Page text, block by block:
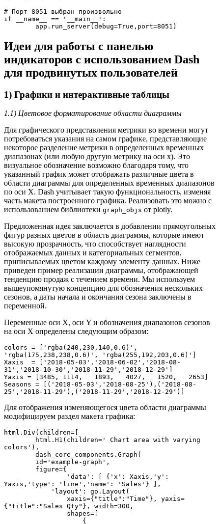
# Порт 8051 выбран произвольно
if __name__ == '__main__':
	app.run_server(debug=True,port=8051)
Идеи для работы с панелью
индикаторов с использованием Dash
для продвинутых пользователей
1) Графики и интерактивные таблицы
1.1) Цветовое форматирование области диаграммы
Для графического представления метрики во времени могут
потребоваться указания на самом графике, представляющие
некоторое разделение метрики в определенных временных
диапазонах (или любую другую метрику на оси x). Это
визуальное обозначение возможно благодаря тому, что
указанный график может отображать различные цвета в
области диаграммы для определенных временных диапазонов
по оси X. Dash учитывает такую ​​функциональность, изменяя
часть макета построенного графика. Реализовать это можно с
использованием библиотеки graph_objs от plotly.
Предложенная идея заключается в добавлении прямоугольных
фигур разных цветов в область диаграммы, которые имеют
высокую прозрачность, что способствует наглядности
отображаемых данных и категориальных сегментов,
приписываемых цветом каждому элементу данных. Ниже
приведен пример реализации диаграммы, отображающей
тенденцию продаж с течением времени. Мы используем
вышеупомянутую концепцию для обозначения нескольких
сезонов, а даты начала и окончания сезона заключены в
переменной.
Переменные оси X, оси Y и обозначения диапазонов сезонов
на оси X определены следующим образом:
colors = ['rgba(240,230,140,0.6)',
'rgba(175,238,238,0.6)', 'rgba(255,192,203,0.6)']
Xaxis  = ['2018-05-03','2018-06-02','2018-08-
31','2018-10-30','2018-11-29','2018-12-29']
Yaxis = [3485, 1114,   1893,   4027,   1520,   2653]
Seasons = [('2018-05-03','2018-08-25'),('2018-08-
25','2018-11-29'),('2018-11-29','2018-12-29')]
Для отображения изменяющегося цвета области диаграммы
модифицируем раздел макета графика:
html.Div(children=[
colors'),
Yaxis,'type': 'line','name': 'Sales'} ],
{"title":"Sales Qty"}, width=300,